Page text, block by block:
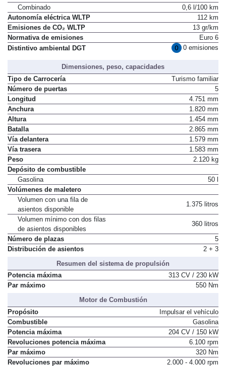
Consumo WLTP
Combinado
0,6 l/100 km
Autonomía eléctrica WLTP
112 km
Emisiones de CO₂ WLTP
13 gr/km
Normativa de emisiones
Euro 6
Dimensiones, peso, capacidades
Tipo de Carrocería
Turismo familiar
Número de puertas
5
Longitud
4.751 mm
Anchura
1.820 mm
Altura
1.454 mm
Batalla
2.865 mm
Vía delantera
1.579 mm
Vía trasera
1.583 mm
Peso
Depósito de combustible
Gasolina
Volúmenes de maletero
Volumen con una fila de
asientos disponible
Volumen mínimo con dos filas
de asientos disponibles
Número de plazas
5
Resumen del sistema de propulsión
Potencia máxima
313 CV / 230 kW
Motor de Combustión
Propósito
Impulsar el vehículo
Combustible
Gasolina
Potencia máxima
204 CV / 150 kW
Revoluciones potencia máxima
6.100 rpm
Par máximo
320 Nm